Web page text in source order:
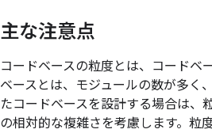
主な注意点
コードベースの粒度とは、コードベ
ベースとは、モジュールの数が多く
たコードベースを設計する場合は、
の相対的な複雑さを考慮します。粒